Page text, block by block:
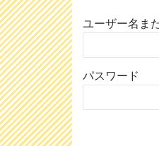
ユーザー名ま
パスワード